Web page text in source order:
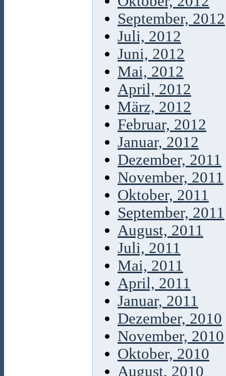
September, 2012
Juli, 2012
Juni, 2012
Mai, 2012
April, 2012
März, 2012
Februar, 2012
Januar, 2012
Dezember, 2011
November, 2011
Oktober, 2011
September, 2011
August, 2011
Juli, 2011
Mai, 2011
April, 2011
Januar, 2011
Dezember, 2010
November, 2010
Oktober, 2010
August, 2010